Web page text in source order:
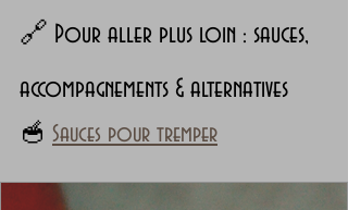
🔗 Pour aller plus loin : sauces,
accompagnements & alternatives
🥣 Sauces pour tremper